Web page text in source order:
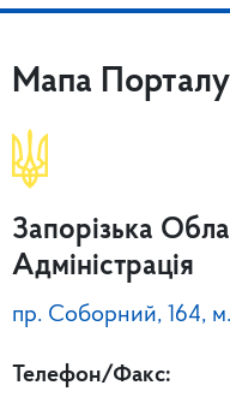
Мапа Порталу
Запорізька
Адміністрація
пр. Соборний, 164,
Телефон/Факс: